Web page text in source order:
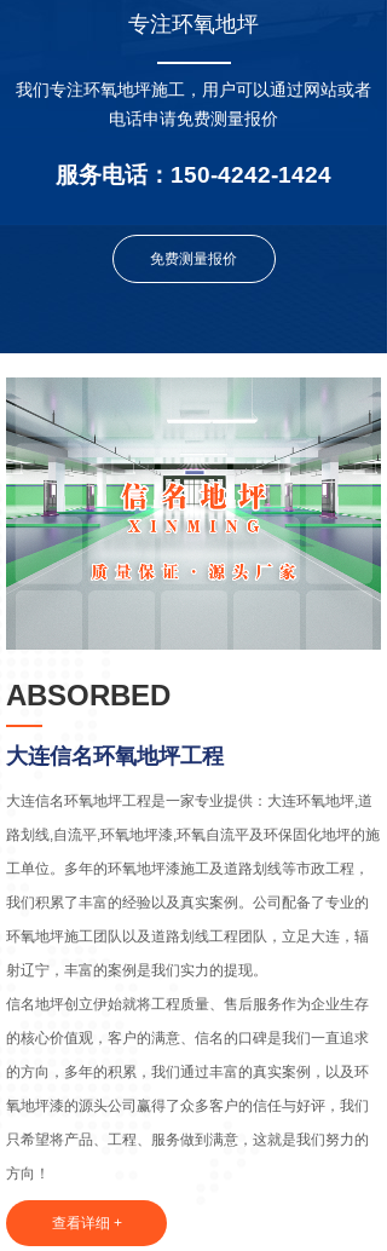
服务电话：150-4242-1424
免费测量报价
我们专注环氧地坪施工，用户可以通过网站或者
电话申请免费测量报价
专注环氧地坪
大连信名环氧地坪工程
ABSORBED
大连信名环氧地坪工程是一家专业提供：大连环氧地坪,道
路划线,自流平,环氧地坪漆,环氧自流平及环保固化地坪的施
工单位。多年的环氧地坪漆施工及道路划线等市政工程，
我们积累了丰富的经验以及真实案例。公司配备了专业的
环氧地坪施工团队以及道路划线工程团队，立足大连，辐
射辽宁，丰富的案例是我们实力的提现。
信名地坪创立伊始就将工程质量、售后服务作为企业生存
的核心价值观，客户的满意、信名的口碑是我们一直追求
的方向，多年的积累，我们通过丰富的真实案例，以及环
氧地坪漆的源头公司赢得了众多客户的信任与好评，我们
只希望将产品、工程、服务做到满意，这就是我们努力的
方向！
查看详细 +